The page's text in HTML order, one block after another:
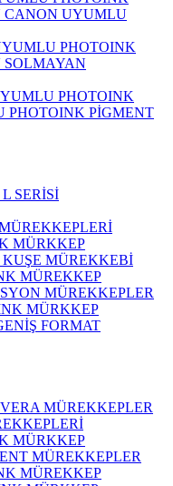
CANON UYUMLU
PHOTOINK
PHOTOINK
PHOTOINK PİGMENT
SERİSİ
MÜRKKEP
MÜREKKEBİ
MÜREKKEP
MÜREKKEPLER
MÜRKKEP
FORMAT
MÜREKKEPLER
MÜRKKEP
MÜREKKEPLER
MÜREKKEP